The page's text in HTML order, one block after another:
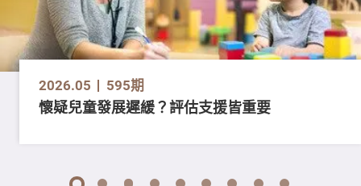
2026.05 595期
懷疑兒童發展遲緩？評估支援皆重要